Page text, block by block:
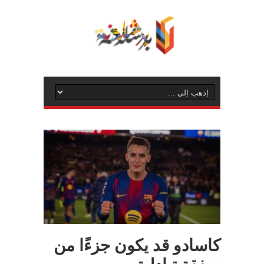
كاسادو قد يكون جزءًا من